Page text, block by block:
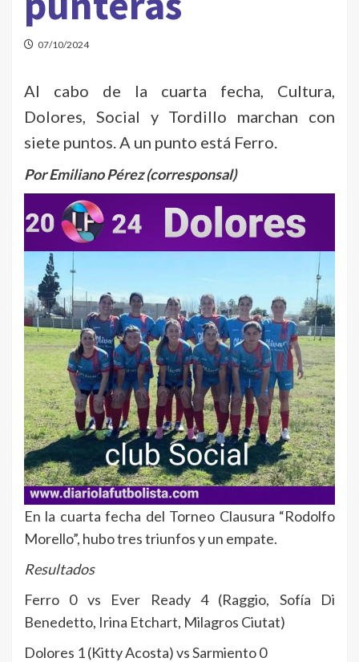
07/10/2024
Al cabo de la cuarta fecha, Cultura,
Dolores, Social y Tordillo marchan con
siete puntos. A un punto está Ferro.
Por Emiliano Pérez (corresponsal)
En la cuarta fecha del Torneo Clausura “Rodolfo
Morello”, hubo tres triunfos y un empate.
Resultados
Ferro 0 vs Ever Ready 4 (Raggio, Sofía Di
Benedetto, Irina Etchart, Milagros Ciutat)
Dolores 1 (Kitty Acosta) vs Sarmiento 0